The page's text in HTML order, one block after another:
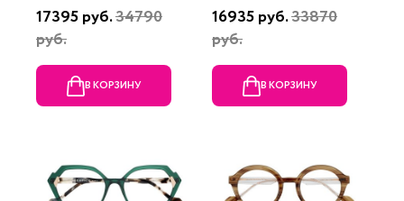
17395 руб.34790
руб.
В КОРЗИНУ
16935 руб.33870
руб.
В КОРЗИНУ